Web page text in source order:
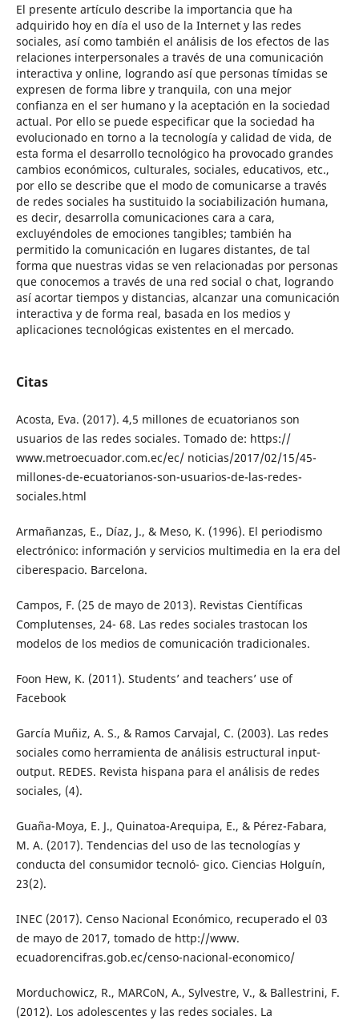
El presente artículo describe la importancia que ha
adquirido hoy en día el uso de la Internet y las redes
sociales, así como también el análisis de los efectos de las
relaciones interpersonales a través de una comunicación
interactiva y online, logrando así que personas tímidas se
expresen de forma libre y tranquila, con una mejor
confianza en el ser humano y la aceptación en la sociedad
actual. Por ello se puede especificar que la sociedad ha
evolucionado en torno a la tecnología y calidad de vida, de
esta forma el desarrollo tecnológico ha provocado grandes
cambios económicos, culturales, sociales, educativos, etc.,
por ello se describe que el modo de comunicarse a través
de redes sociales ha sustituido la sociabilización humana,
es decir, desarrolla comunicaciones cara a cara,
excluyéndoles de emociones tangibles; también ha
permitido la comunicación en lugares distantes, de tal
forma que nuestras vidas se ven relacionadas por personas
que conocemos a través de una red social o chat, logrando
así acortar tiempos y distancias, alcanzar una comunicación
interactiva y de forma real, basada en los medios y
aplicaciones tecnológicas existentes en el mercado.
Citas
Acosta, Eva. (2017). 4,5 millones de ecuatorianos son
usuarios de las redes sociales. Tomado de: https://
www.metroecuador.com.ec/ec/ noticias/2017/02/15/45-
millones-de-ecuatorianos-son-usuarios-de-las-redes-
sociales.html
Armañanzas, E., Díaz, J., & Meso, K. (1996). El periodismo
electrónico: información y servicios multimedia en la era del
ciberespacio. Barcelona.
Campos, F. (25 de mayo de 2013). Revistas Científicas
Complutenses, 24- 68. Las redes sociales trastocan los
modelos de los medios de comunicación tradicionales.
Foon Hew, K. (2011). Students’ and teachers’ use of
Facebook
García Muñiz, A. S., & Ramos Carvajal, C. (2003). Las redes
sociales como herramienta de análisis estructural input-
output. REDES. Revista hispana para el análisis de redes
sociales, (4).
Guaña-Moya, E. J., Quinatoa-Arequipa, E., & Pérez-Fabara,
M. A. (2017). Tendencias del uso de las tecnologías y
conducta del consumidor tecnoló- gico. Ciencias Holguín,
23(2).
INEC (2017). Censo Nacional Económico, recuperado el 03
de mayo de 2017, tomado de http://www.
ecuadorencifras.gob.ec/censo-nacional-economico/
Morduchowicz, R., MARCoN, A., Sylvestre, V., & Ballestrini, F.
(2012). Los adolescentes y las redes sociales. La